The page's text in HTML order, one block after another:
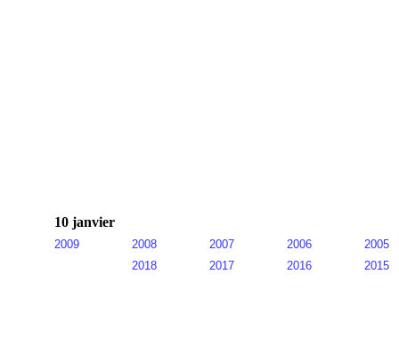
10 janvier
2009 2008 2007 2006
2005
2018
2017 2016 2015